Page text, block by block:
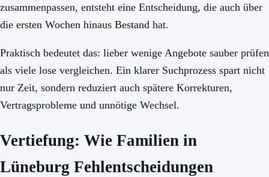
zusammenpassen, entsteht eine Entscheidung, die auch über
die ersten Wochen hinaus Bestand hat.
Praktisch bedeutet das: lieber wenige Angebote sauber prüfen
als viele lose vergleichen. Ein klarer Suchprozess spart nicht
nur Zeit, sondern reduziert auch spätere Korrekturen,
Vertragsprobleme und unnötige Wechsel.
Vertiefung: Wie Familien in
Lüneburg Fehlentscheidungen